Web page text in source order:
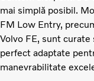
mai simplă posibil.
FM Low Entry,
Volvo FE, sunt
perfect adaptate
manevrabilitate